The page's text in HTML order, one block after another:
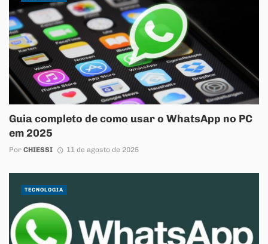
Guia completo de como usar o WhatsApp no PC
em 2025
Por CHIESSI 11 de agosto de 2025
TECNOLOGIA